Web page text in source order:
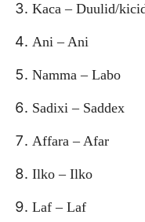
Kaca – Duulid/
Ani – Ani
Namma – Labo
Sadixi – Saddex
Affara – Afar
Ilko – Ilko
Laf – Laf